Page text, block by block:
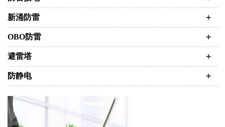
新涌防雷 +
OBO防雷 +
避雷塔 +
防静电 +